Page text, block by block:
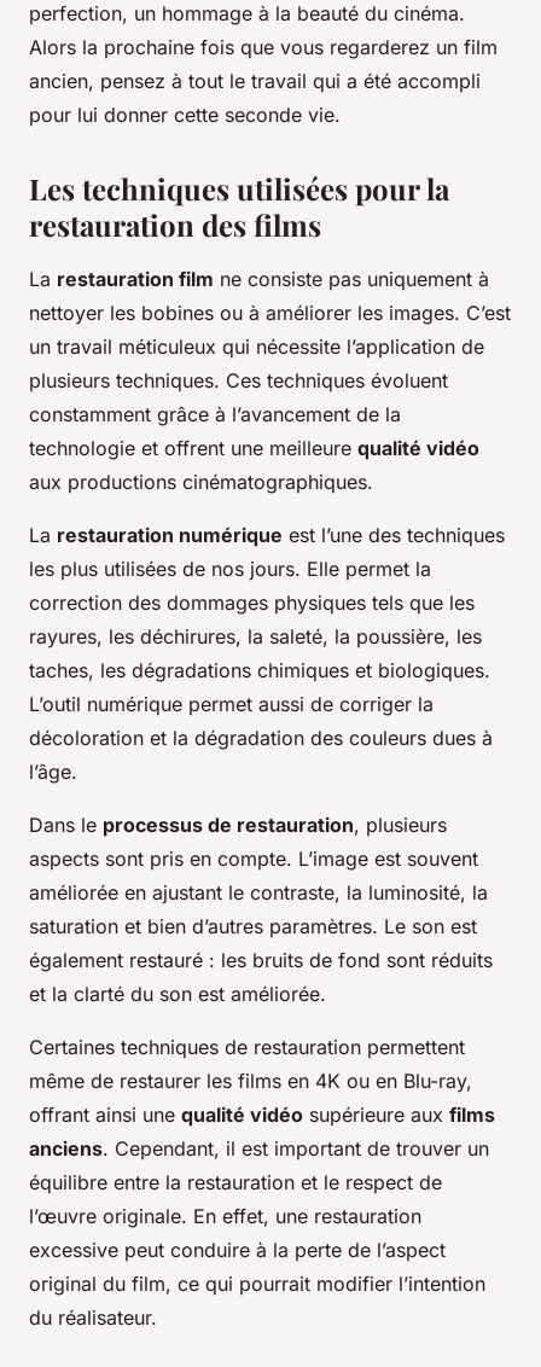
perfection, un hommage à la beauté du cinéma.
Alors la prochaine fois que vous regarderez un film
ancien, pensez à tout le travail qui a été accompli
pour lui donner cette seconde vie.
Les techniques utilisées pour la
restauration des films
La restauration film ne consiste pas uniquement à
nettoyer les bobines ou à améliorer les images. C’est
un travail méticuleux qui nécessite l’application de
plusieurs techniques. Ces techniques évoluent
constamment grâce à l’avancement de la
technologie et offrent une meilleure qualité vidéo
aux productions cinématographiques.
La restauration numérique est l’une des techniques
les plus utilisées de nos jours. Elle permet la
correction des dommages physiques tels que les
rayures, les déchirures, la saleté, la poussière, les
taches, les dégradations chimiques et biologiques.
L’outil numérique permet aussi de corriger la
décoloration et la dégradation des couleurs dues à
l’âge.
Dans le processus de restauration, plusieurs
aspects sont pris en compte. L’image est souvent
améliorée en ajustant le contraste, la luminosité, la
saturation et bien d’autres paramètres. Le son est
également restauré : les bruits de fond sont réduits
et la clarté du son est améliorée.
Certaines techniques de restauration permettent
même de restaurer les films en 4K ou en Blu-ray,
offrant ainsi une qualité vidéo supérieure aux films
anciens. Cependant, il est important de trouver un
équilibre entre la restauration et le respect de
l’œuvre originale. En effet, une restauration
excessive peut conduire à la perte de l’aspect
original du film, ce qui pourrait modifier l’intention
du réalisateur.